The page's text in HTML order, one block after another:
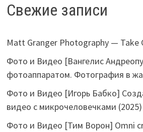
Свежие записи
Matt Granger Photography —
Фото и Видео [Вангелис
фотоаппаратом. Фотография в
Фото и Видео [Игорь Бабко]
видео с микрочеловечками (2025)
Фото и Видео [Тим Ворон] Omni